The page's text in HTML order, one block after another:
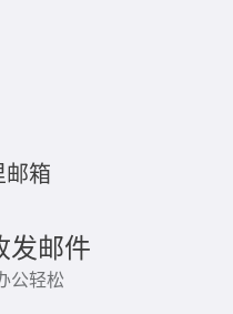
邮箱
发邮件
公轻松